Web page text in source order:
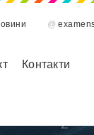
@
Контакти